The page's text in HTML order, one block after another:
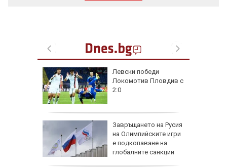
Левски победи
Локомотив Пловдив с
2:0
Завръщането на Русия
на Олимпийските игри
е подкопаване на
глобалните санкции